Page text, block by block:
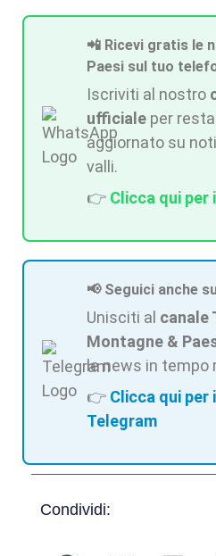
📲 Ricevi gratis le
Paesi sul tuo
Iscriviti al nostro
ufficiale per
aggiornato su
valli.
👉 Clicca qui
📢 Seguici anche
Unisciti al canale
Montagne &
le news in tempo
👉 Clicca qui per
Telegram
Condividi: